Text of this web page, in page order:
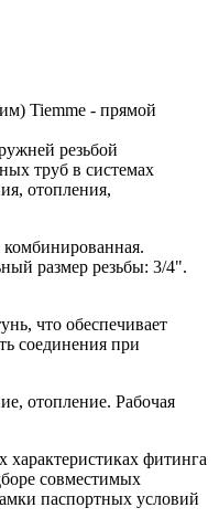
Tiemme - прямой
резьбой
труб в системах
отопления,
размер резьбы: 3/4".
что обеспечивает
соединения при
отопление. Рабочая
характеристиках фитинга
совместимых
паспортных условий